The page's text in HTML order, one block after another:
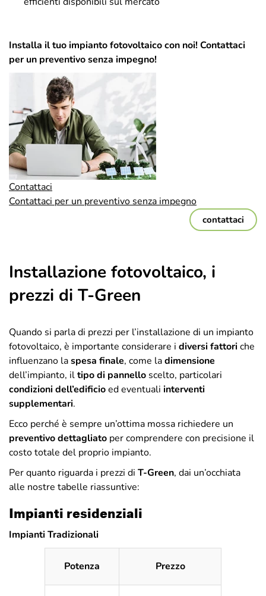
Installa il tuo impianto fotovoltaico con noi! Contattaci
per un preventivo senza impegno!
Contattaci
Contattaci per un preventivo senza impegno
contattaci
Installazione fotovoltaico, i
prezzi di T-Green
Quando si parla di prezzi per l’installazione di un impianto
fotovoltaico, è importante considerare i diversi fattoriche
influenzano laspesa finale, come ladimensione
dell’impianto, iltipo di pannello scelto, particolari
condizioni dell’edificioed eventuali interventi
supplementari.
Ecco perché è sempre un’ottima mossa richiedere un
preventivo dettagliato per comprendere con precisione il
costo totale del proprio impianto.
Per quanto riguarda i prezzi di T-Green, dai un’occhiata
alle nostre tabelle riassuntive:
Impianti residenziali
Impianti Tradizionali
Potenza Prezzo